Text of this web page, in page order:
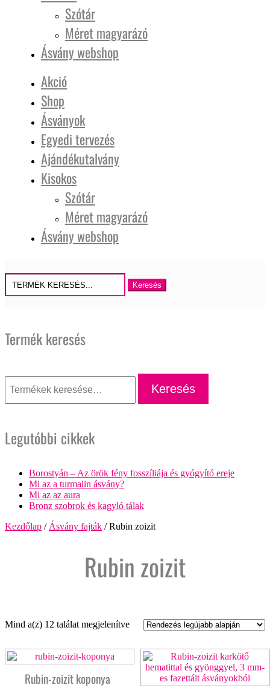
Szótár
Méret magyarázó
Ásvány webshop
Akció
Shop
Ásványok
Egyedi tervezés
Ajándékutalvány
Kisokos
Szótár
Méret magyarázó
Ásvány webshop
Keresés
erre:
Kezdőlap / Ásvány fajták / Rubin zoizit
Rubin zoizit
Mind a(z) 12 találat megjelenítveSorted
Rubin-zoizit koponya
Termék keresés
következőre:
Keresés
Legutóbbi cikkek
Borostyán – Az örök fény fosszíliája és gyógyító ereje
Mi az a turmalin ásvány?
Mi az az aura
Bronz szobrok és kagyló tálak